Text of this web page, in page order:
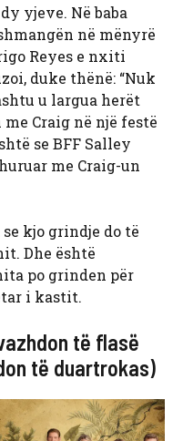
yjeve. Në baba
në mënyrë
Reyes e nxiti
duke thënë: “Nuk
u largua herët
Craig në një festë
se BFF Salley
me Craig-un
kjo grindje do të
Dhe është
po grinden për
i kastit.
të flasë
të duartrokas)